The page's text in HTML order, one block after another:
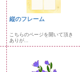
縦のフレーム
こちらのページを開いて頂き
ありが...